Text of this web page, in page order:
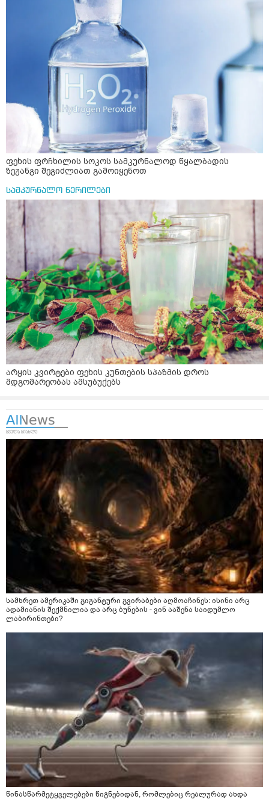
ფეხის ფრჩხილის სოკოს სამკურნალოდ წყალბადის
ზეჟანგი შეგიძლიათ გამოიყენოთ
სამკურნალო წერილები
არყის კვირტები ფეხის კუნთების სპაზმის დროს
მდგომარეობას ამსუბუქებს
სამხრეთ ამერიკაში გიგანტური გვირაბები აღმოაჩინეს: ისინი არც
ადამიანის შექმნილია და არც ბუნების - ვინ ააშენა საიდუმლო
ლაბირინთები?
წინასწარმეტყველებები წიგნებიდან, რომლებიც რეალურად ახდა